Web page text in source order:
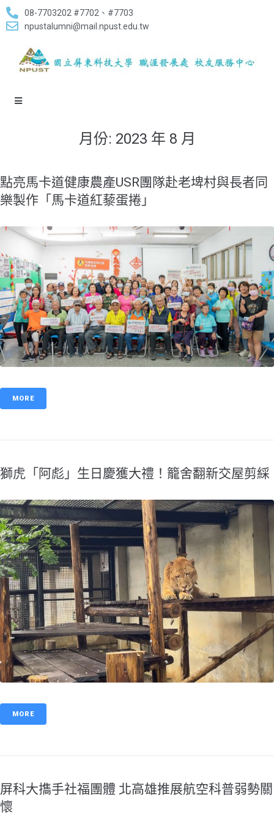
08-7703202 #7702、#7703
npustalumni@mail.npust.edu.tw
月份: 2023 年 8 月
​點亮馬卡道健康農產USR團隊赴老埤村與長者同
樂製作「馬卡道紅藜蛋捲」
MORE
​獅虎「阿彪」生日慶獲大禮！籠舍翻新交屋剪綵
MORE
屏科大㩦手社福團體 北高雄推展航空科普弱勢關
懷